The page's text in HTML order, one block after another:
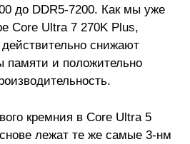
до DDR5-7200. Как мы уже
Core Ultra 7 270K Plus,
снижают
памяти и положительно
кремния в Core Ultra 5
лежат те же самые 3-нм